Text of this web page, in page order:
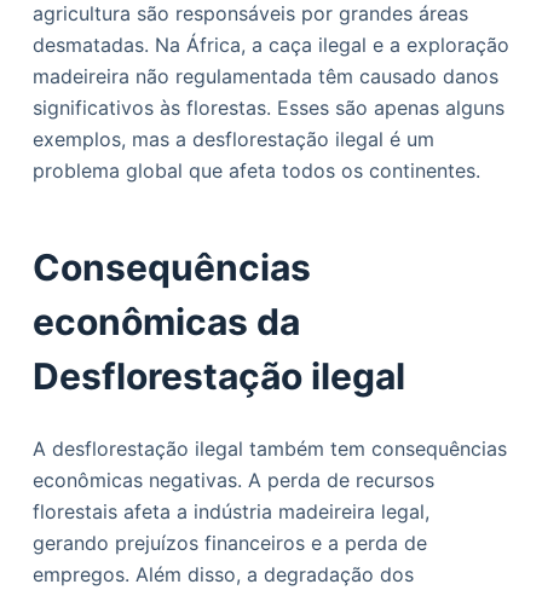
agricultura são responsáveis por grandes áreas
desmatadas. Na África, a caça ilegal e a exploração
madeireira não regulamentada têm causado danos
significativos às florestas. Esses são apenas alguns
exemplos, mas a desflorestação ilegal é um
problema global que afeta todos os continentes.
Consequências
econômicas da
Desflorestação ilegal
A desflorestação ilegal também tem consequências
econômicas negativas. A perda de recursos
florestais afeta a indústria madeireira legal,
gerando prejuízos financeiros e a perda de
empregos. Além disso, a degradação dos